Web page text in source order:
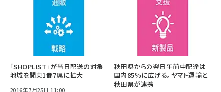
「SHOPLIST」が当日配送の対象
地域を関東1都7県に拡大
2016年7月25日 11:00
秋田県からの翌日午前中配達は
国内85％に広げる。ヤマト運輸と
秋田県が連携